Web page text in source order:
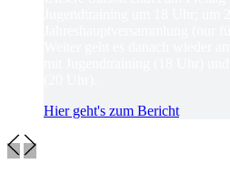
Hier geht's zum Bericht